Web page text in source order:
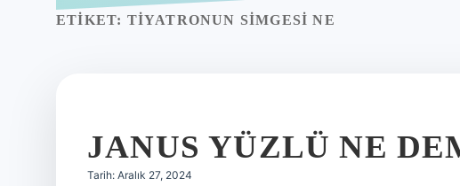
ETIKET: TIYATRONUN SIMGESI NE
JANUS YÜZLÜ NE
Tarih: Aralık 27, 2024